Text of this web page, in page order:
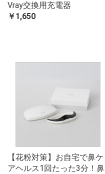
Vray交換用充電器
￥1,650
【花粉対策】お自宅で鼻ケ
アヘルス1回たった3分！鼻